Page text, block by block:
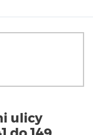
ulicy